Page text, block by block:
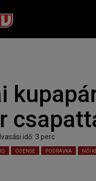
idő: 3 perc
ODENSE PODRAVKA NŐI